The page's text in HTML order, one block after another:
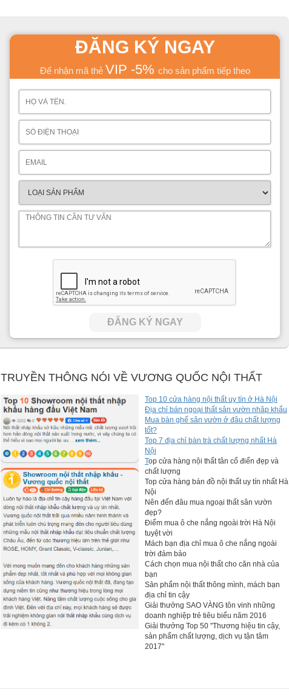
ĐĂNG KÝ NGAY
Để nhận mã thẻ VIP -5% cho sản phẩm tiếp theo
ĐĂNG KÝ NGAY
TRUYỀN THÔNG NÓI VỀ VƯƠNG QUỐC NỘI THẤT
Top 10 cửa hàng nội thất uy tín ở Hà Nội
Địa chỉ bán ngoại thất sân vườn nhâp khẩu
Mua bàn ghế sân vườn ở đâu chất lượng
tốt?
Top 7 địa chỉ bàn trà chất lượng nhất Hà
Nội
Top cửa hàng nội thất tân cổ điển đẹp và
chất lượng
Top cửa hàng bán đồ nội thất uy tín nhất Hà
Nội
Nên đến đâu mua ngoại thất sân vườn
đẹp?
Điểm mua ô che nắng ngoài trời Hà Nội
tuyệt vời
Mách bạn địa chỉ mua ô che nắng ngoài
trời đảm bảo
Cách chọn mua nội thất cho căn nhà của
bạn
Sản phẩm nội thất thông mình, mách bạn
địa chỉ tin cậy
Giải thưởng SAO VÀNG tôn vinh những
doanh nghiệp trẻ tiêu biểu năm 2016
Giải thưởng Top 50 "Thương hiệu tin cậy,
sản phẩm chất lượng, dịch vụ tận tâm
2017"